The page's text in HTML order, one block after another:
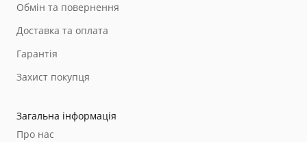
Обмін та повернення
Доставка та оплата
Гарантія
Захист покупця
Загальна інформація
Про нас